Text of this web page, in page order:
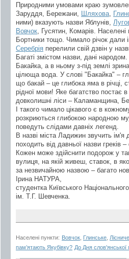
Природними умовами краю
Заруддя, Бережани, Шляхова
ними) вказують назви Яблунів,
Вовчок , Гусятин, Комарів.
Бортники тощо. Чимало річок дали
Серебрія перелили свій дзвін у
Багаті змістом назви, дані
Бакайка, а в ньому з-під землі
цілюща вода. У слові "Бакайка" –
що бакай – це глибока яма в річці,
рідної мови! Яке багатство
довколишні ліси – Каламанщина,
І такого чимало цікавого є в
розкриються глибокою народною
поведуть слідами давніх легенд.
В назві міста Ладижин звучить ім'я
походить від давньої назви греків –
Кожен може здійснити подорож у
вулиця, на якій живеш, ставок, в
за незвичайною назвою – багато
Ірина НАТУРА,
студентка Київського
ім. Т.Г. Шевченка.
Населені пункти: Вовчок Глинське Лісниче
пам’ятають Якубівку? До Дня слов'янської